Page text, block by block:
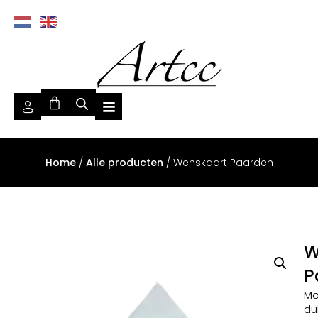
Home/ Alle producten / Wenskaart Paarden